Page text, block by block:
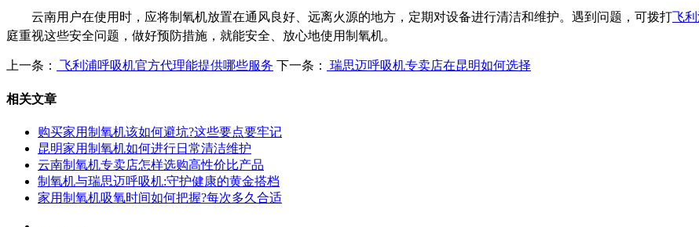
云南用户在使用时，应将制氧机放置在通风良好、远离火源的地方，定期对设备进行清洁和维护。遇到问题，可拨打飞
庭重视这些安全问题，做好预防措施，就能安全、放心地使用制氧机。
上一条： 飞利浦呼吸机官方代理能提供哪些服务 下一条： 瑞思迈呼吸机专卖店在昆明如何选择
相关文章
购买家用制氧机该如何避坑?这些要点要牢记
昆明家用制氧机如何进行日常清洁维护
云南制氧机专卖店怎样选购高性价比产品
制氧机与瑞思迈呼吸机:守护健康的黄金搭档
家用制氧机吸氧时间如何把握?每次多久合适